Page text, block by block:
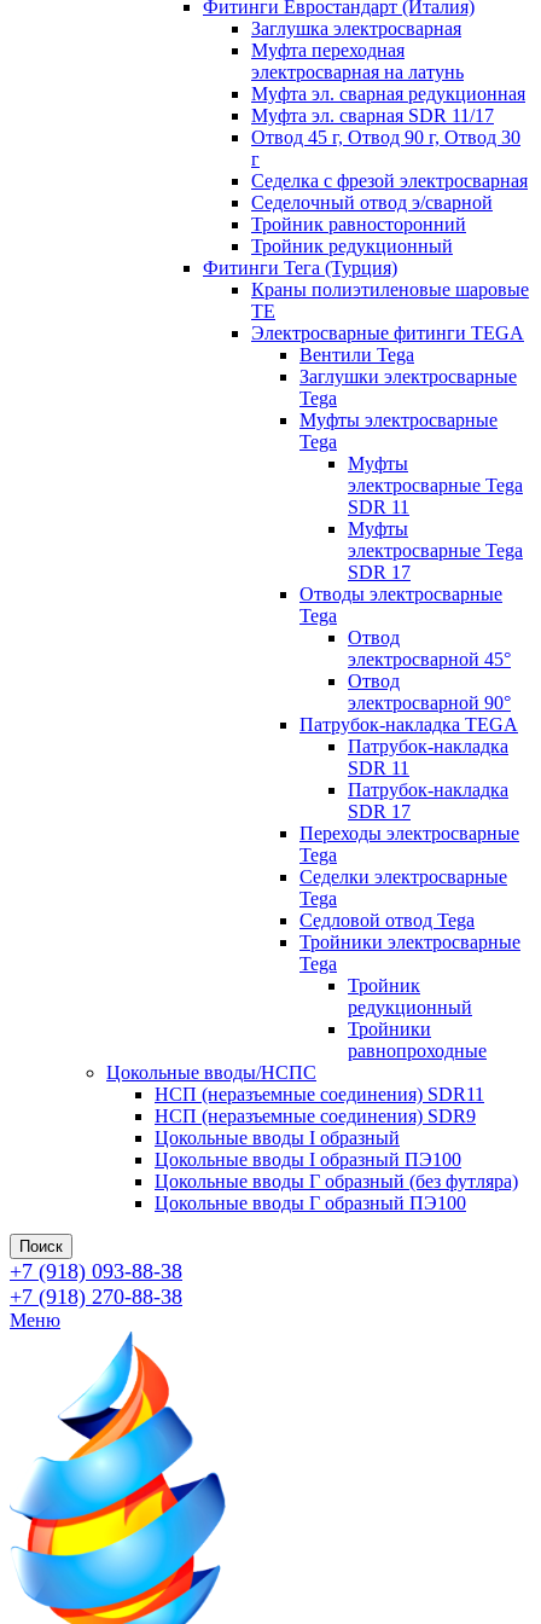
Фитинги Евростандарт (Италия)
Заглушка электросварная
Муфта переходная
электросварная на латунь
Муфта эл. cварная редукционная
Муфта эл. сварная SDR 11/17
Отвод 45 г, Отвод 90 г, Отвод 30
г
Седелка с фрезой электросварная
Седелочный отвод э/сварной
Тройник равносторонний
Тройник редукционный
Фитинги Тега (Турция)
Краны полиэтиленовые шаровые
TE
Электросварные фитинги TEGA
Вентили Tega
Заглушки электросварные
Tega
Муфты электросварные
Tega
Муфты
электросварные Tega
SDR 11
Муфты
электросварные Tega
SDR 17
Отводы электросварные
Tega
Отвод
электросварной 45°
Отвод
электросварной 90°
Патрубок-накладка TEGA
Патрубок-накладка
SDR 11
Патрубок-накладка
SDR 17
Переходы электросварные
Tega
Седелки электросварные
Tega
Седловой отвод Tega
Тройники электросварные
Tega
Тройник
редукционный
Тройники
равнопроходные
Цокольные вводы/НСПС
НСП (неразъемные соединения) SDR11
НСП (неразъемные соединения) SDR9
Цокольные вводы I образный
Цокольные вводы I образный ПЭ100
Цокольные вводы Г образный (без футляра)
Цокольные вводы Г образный ПЭ100
Поиск
+7 (918) 093-88-38
+7 (918) 270-88-38
Меню